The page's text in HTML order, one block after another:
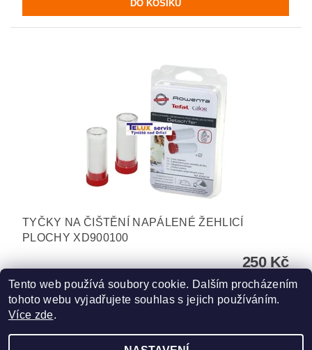
TYČKY NA ČIŠTĚNÍ NAPÁLENÉ ŽEHLICÍ
PLOCHY XD900100
250 Kč
Tento web používá soubory cookie. Dalším procházením
tohoto webu vyjadřujete souhlas s jejich používáním.
Více zde.